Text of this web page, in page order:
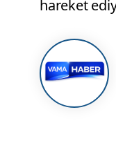
hareket